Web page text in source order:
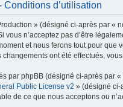
Conditions d’utilisation
» (désigné ci-après par «
vous n’acceptez pas d’être
et nous ferons tout pour
changements ont été effectués,
par phpBB (désigné ci-après par
Public License v2 » (désigné ci-
de ce que nous acceptons ou